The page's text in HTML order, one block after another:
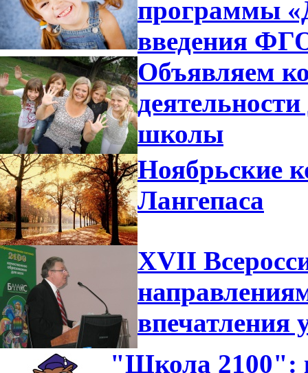
программы
введения
Объявляем
школы
Ноябрьские
Лангепаса
XVII
впечатления
"Школа 2100":